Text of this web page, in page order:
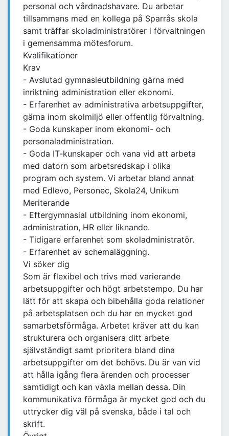
personal och vårdnadshavare. Du arbetar
tillsammans med en kollega på Sparrås skola
samt träffar skoladministratörer i förvaltningen
i gemensamma mötesforum.
Kvalifikationer
Krav
- Avslutad gymnasieutbildning gärna med
inriktning administration eller ekonomi.
- Erfarenhet av administrativa arbetsuppgifter,
gärna inom skolmiljö eller offentlig förvaltning.
- Goda kunskaper inom ekonomi- och
personaladministration.
- Goda IT-kunskaper och vana vid att arbeta
med datorn som arbetsredskap i olika
program och system. Vi arbetar bland annat
med Edlevo, Personec, Skola24, Unikum
Meriterande
- Eftergymnasial utbildning inom ekonomi,
administration, HR eller liknande.
- Tidigare erfarenhet som skoladministratör.
- Erfarenhet av schemaläggning.
Vi söker dig
Som är flexibel och trivs med varierande
arbetsuppgifter och högt arbetstempo. Du har
lätt för att skapa och bibehålla goda relationer
på arbetsplatsen och du har en mycket god
samarbetsförmåga. Arbetet kräver att du kan
strukturera och organisera ditt arbete
självständigt samt prioritera bland dina
arbetsuppgifter om det behövs. Du är van vid
att hålla igång flera ärenden och processer
samtidigt och kan växla mellan dessa. Din
kommunikativa förmåga är mycket god och du
uttrycker dig väl på svenska, både i tal och
skrift.